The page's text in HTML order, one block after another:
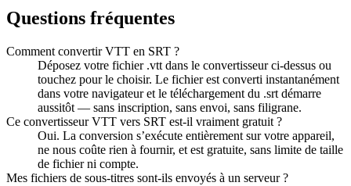
Questions fréquentes
Comment convertir VTT en SRT ?
Déposez votre fichier .vtt dans le convertisseur ci-dessus ou
touchez pour le choisir. Le fichier est converti instantanément
dans votre navigateur et le téléchargement du .srt démarre
aussitôt — sans inscription, sans envoi, sans filigrane.
Ce convertisseur VTT vers SRT est-il vraiment gratuit ?
Oui. La conversion s’exécute entièrement sur votre appareil,
ne nous coûte rien à fournir, et est gratuite, sans limite de taille
de fichier ni compte.
Mes fichiers de sous-titres sont-ils envoyés à un serveur ?